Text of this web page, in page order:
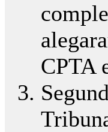
CPTA